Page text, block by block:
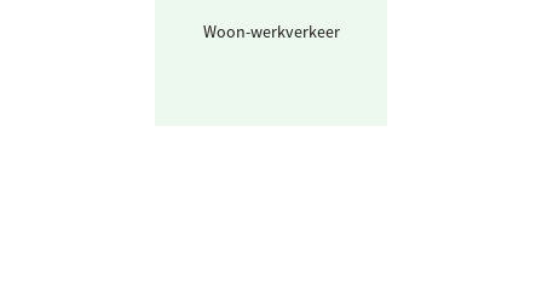
Woon-werkverkeer